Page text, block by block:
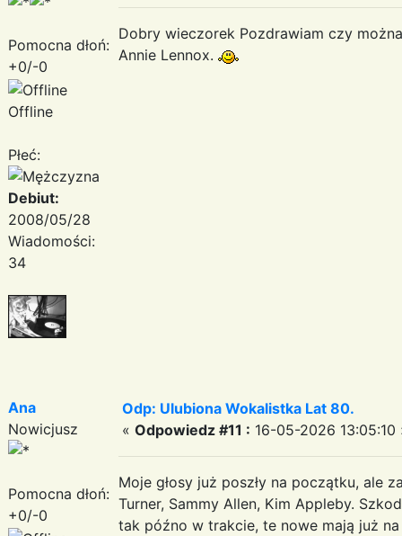
Pomocna dłoń:
+0/-0
Offline
Płeć:
Debiut:
2008/05/28
Wiadomości:
34
Dobry wieczorek Pozdrawiam czy
Annie Lennox.
Ana
Nowicjusz
Pomocna dłoń:
+0/-0
Odp: Ulubiona Wokalistka Lat 80.
« Odpowiedz #11 : 16-05-2026 13:05:10
Moje głosy już poszły na początku, ale
Turner, Sammy Allen, Kim Appleby.
tak późno w trakcie, te nowe mają już